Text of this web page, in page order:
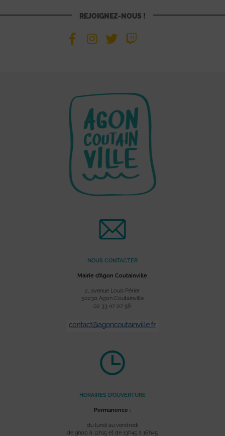
REJOIGNEZ-NOUS !
NOUS CONTACTER
Mairie d’Agon Coutainville
2, avenue Louis Périer
50230 Agon Coutainville
02 33 47 07 56
HORAIRES D’OUVERTURE
Permanence :
du lundi au vendredi
de 9h00 à 12h15 et de 13h45 à 16h45